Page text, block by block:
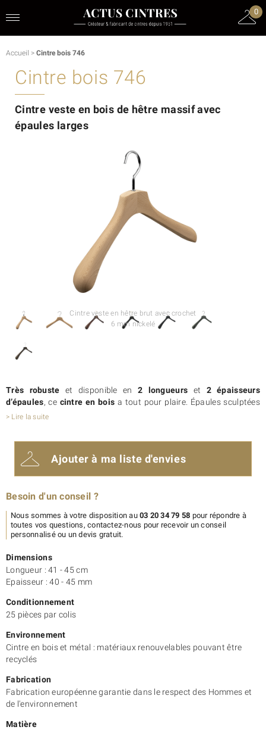
0
Accueil > Cintre bois 746
Cintre bois 746
Cintre veste en bois de hêtre massif avec
épaules larges
Très robuste et disponible en 2 longueurs et 2 épaisseurs
d’épaules, ce cintre en bois a tout pour plaire. Épaules sculptées
et finitions soignées en font un
vêtements masculins. Ce cintre veste existe avec barre ou avec
pinces pour vos costumes ou tailleurs.
Pour unefinition encore plus soignée, nous vous proposons
personnalisable avec votre logo
votre univers de marque et à votre décoration. De nombreuses
options et finitions sont également disponibles pour ce cintre en
bois de hêtre massif.
> Lire la suite
Dimensions
Longueur : 41 - 45 cm
Epaisseur : 40 - 45 mm
Conditionnement
25 pièces par colis
Environnement
Cintre en bois et métal : matériaux renouvelables pouvant être
recyclés
Fabrication
Fabrication européenne garantie dans le respect des Hommes et
de l'environnement
Matière
Ajouter à ma liste d'envies
Besoin d'un conseil ?
Nous sommes à votre disposition au03 20 34 79 58 pour répondre à
toutes vos questions, contactez-nous pour recevoir un conseil
personnalisé ou un devis gratuit.
Cintre veste en hêtre brut avec crochet
6 mm nickelé